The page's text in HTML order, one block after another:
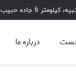
6 جاده حبیب آباد
درباره ما